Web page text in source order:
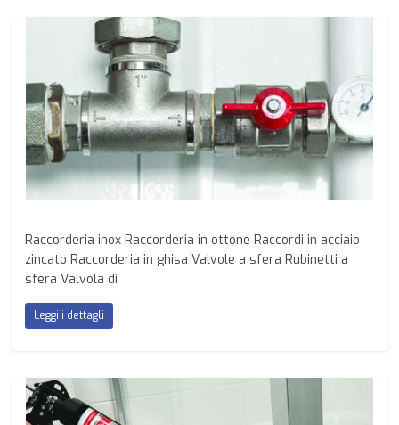
Raccorderia inox Raccorderia in ottone Raccordi in acciaio
zincato Raccorderia in ghisa Valvole a sfera Rubinetti a
sfera Valvola di
Leggi i dettagli